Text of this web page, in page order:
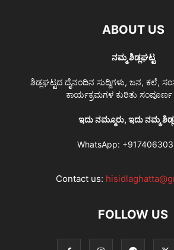
ABOUT US
ನಮ್ಮ ಶಿಡ್ಲಘಟ್ಟ
ಶಿಡ್ಲಘಟ್ಟದ ದೈನಂದಿನ ಸುದ್ದಿಗಳು, ಜನ, ಕಲೆ,
ಕಾರ್ಯಕ್ರಮಗಳ ಕುರಿತು
ಇದು ನಮ್ಮೂರು, ಇದು ನಮ್ಮ
WhatsApp:
Contact us:
FOLLOW US